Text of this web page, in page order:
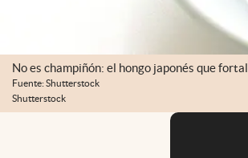
No es champiñón: el hongo japonés que
Fuente: Shutterstock
Shutterstock